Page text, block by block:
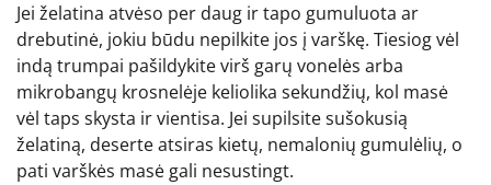
Jei želatina atvėso per daug ir tapo gumuluota ar
drebutinė, jokiu būdu nepilkite jos į varškę. Tiesiog vėl
indą trumpai pašildykite virš garų vonelės arba
mikrobangų krosnelėje keliolika sekundžių, kol masė
vėl taps skysta ir vientisa. Jei supilsite sušokusią
želatiną, deserte atsiras kietų, nemalonių gumulėlių, o
pati varškės masė gali nesustingt.